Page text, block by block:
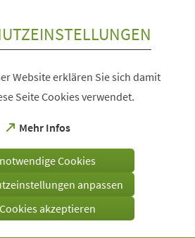
Website erklären Sie sich damit
Seite Cookies verwendet.
Mehr Infos
(Öffnet
einem
Tab)
Cookies
anpassen
akzeptieren